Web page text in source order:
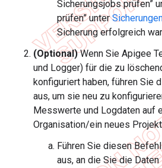
Sicherungsjobs prüfen”
prüfen” unter
Sicherung erfolgreich
(Optional)Wenn Sie Apigee
und Logger) für die zu
konfiguriert haben, führen Sie
aus, um sie neu zu
Messwerte und Logdaten auf
Organisation/ein neues
Führen Sie diesen
aus, an die Sie die